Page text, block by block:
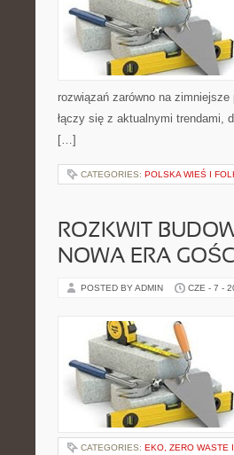
rozwiązań zarówno na
łączy się z aktualnymi trendami,
[…]
CATEGORIES: POLSKA WIEŚ I
ROZKWIT
NOWA ERA
POSTED BY ADMIN CZE - 7 -
CATEGORIES: EKO, ZERO WASTE